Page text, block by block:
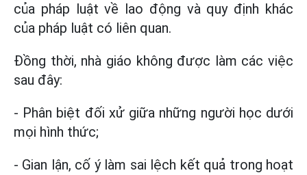
của pháp luật về lao động và quy định khác
của pháp luật có liên quan.
Đồng thời, nhà giáo không được làm các việc
sau đây:
- Phân biệt đối xử giữa những người học dưới
mọi hình thức;
- Gian lận, cố ý làm sai lệch kết quả trong hoạt